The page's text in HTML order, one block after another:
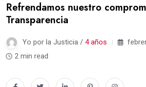
Refrendamos nuestro
Transparencia
Yo por la Justicia / 4 años
2 min read